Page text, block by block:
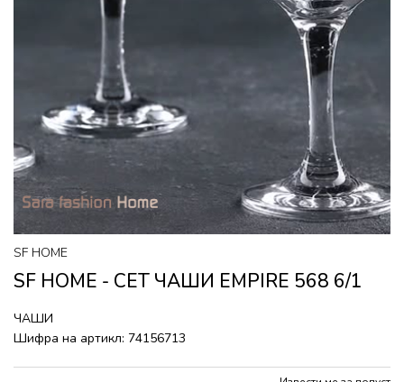
SF HOME
SF HOME - СЕТ ЧАШИ EMPIRE 568 6/1
ЧАШИ
Шифра на артикл: 74156713